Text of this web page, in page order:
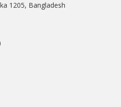
1205, Bangladesh